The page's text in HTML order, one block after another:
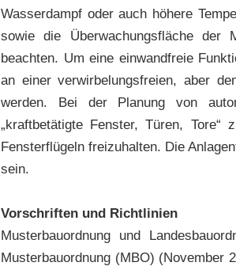
Wasserdampf oder auch höhere
sowie die Überwachungsfläche
beachten. Um eine einwandfreie
an einer verwirbelungsfreien, aber
werden. Bei der Planung von
„kraftbetätigte Fenster, Türen, Tore“
Fensterflügeln freizuhalten. Die
sein.
Vorschriften und Richtlinien
Musterbauordnung und
Musterbauordnung (MBO) (November